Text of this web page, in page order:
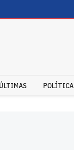
ÚLTIMAS POLÍTICA